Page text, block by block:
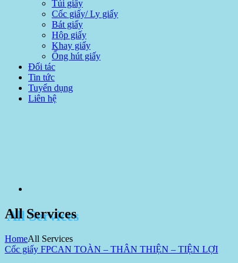
Túi giấy
Cốc giấy/ Ly giấy
Bát giấy
Hộp giấy
Khay giấy
Ống hút giấy
Đối tác
Tin tức
Tuyển dụng
Liên hệ
All Services
HomeAll Services
Cốc giấy FPCAN TOÀN – THÂN THIỆN – TIỆN LỢI